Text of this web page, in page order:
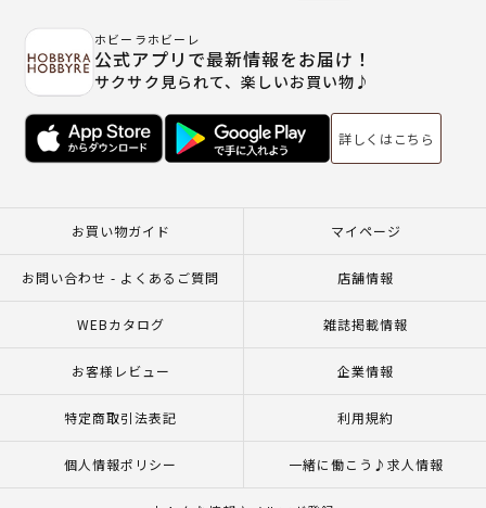
ホビーラホビーレ
公式アプリで最新情報をお届け！
サクサク見られて、楽しいお買い物♪
詳しくはこちら
お買い物ガイド マイページ
お問い合わせ - よくあるご質問 店舗情報
WEBカタログ 雑誌掲載情報
お客様レビュー 企業情報
特定商取引法表記 利用規約
個人情報ポリシー 一緒に働こう♪求人情報